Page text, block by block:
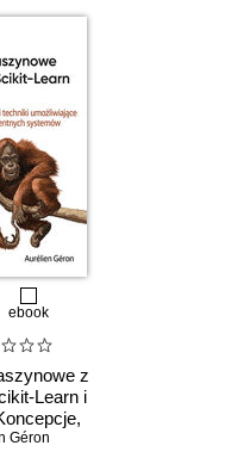
ebook
z
Learn i
i techniki
Géron